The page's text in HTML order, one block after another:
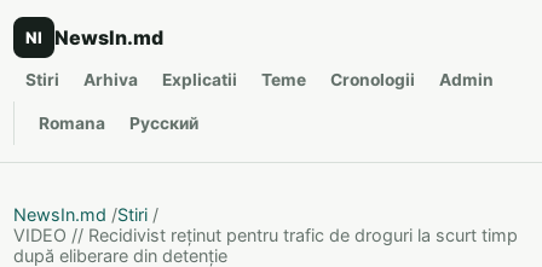
NI NewsIn.md
Stiri Arhiva Explicatii Teme Cronologii Admin
Romana Русский
NewsIn.md /Stiri /
VIDEO // Recidivist reținut pentru trafic de droguri la scurt timp
după eliberare din detenție